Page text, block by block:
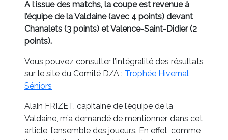
A l‘issue des matchs, la coupe est revenue à
l’équipe de la Valdaine (avec 4 points) devant
Chanalets (3 points) et Valence-Saint-Didier (2
points).
Vous pouvez consulter l’intégralité des résultats
sur le site du Comité D/A : Trophée Hivernal
Séniors
Alain FRIZET, capitaine de l’équipe de la
Valdaine, m’a demandé de mentionner, dans cet
article, l’ensemble des joueurs. En effet, comme